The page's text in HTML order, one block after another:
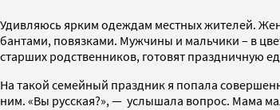
Удивляюсь ярким одеждам местных жителей.
бантами, повязками. Мужчины и мальчики – в
старших родственников, готовят праздничную
На такой семейный праздник я попала
ним. «Вы русская?», — услышала вопрос. Мама